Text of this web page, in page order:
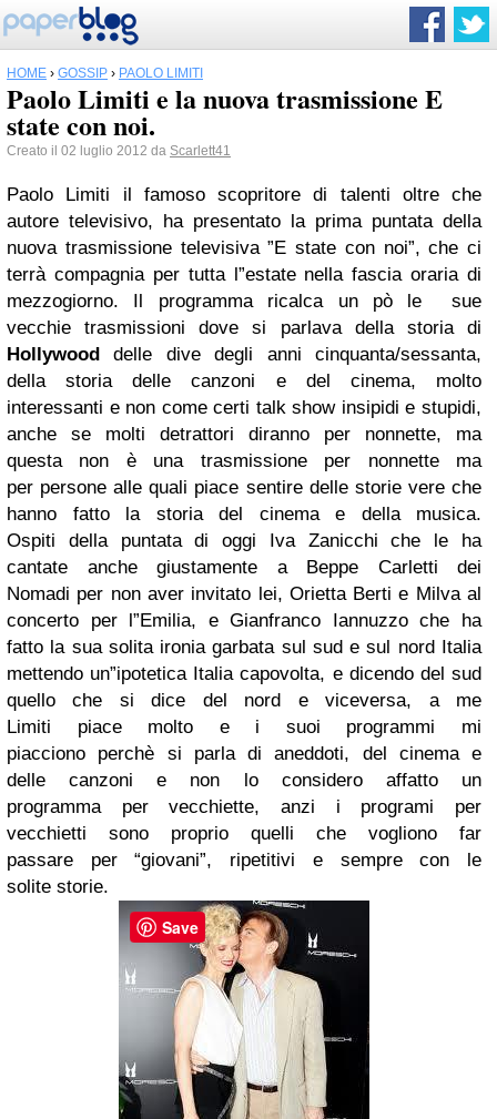
HOME › GOSSIP › PAOLO LIMITI
Paolo Limiti e la nuova trasmissione E
state con noi.
Creato il 02 luglio 2012 da Scarlett41
Paolo Limiti il famoso scopritore di talenti oltre che
autore televisivo, ha presentato la prima puntata della
nuova trasmissione televisiva ”E state con noi”, che ci
terrà compagnia per tutta l”estate nella fascia oraria di
mezzogiorno. Il programma ricalca un pò le sue
vecchie trasmissioni dove si parlava della storia di
Hollywood delle dive degli anni cinquanta/sessanta,
della storia delle canzoni e del cinema, molto
interessanti e non come certi talk show insipidi e stupidi,
anche se molti detrattori diranno per nonnette, ma
questa non è una trasmissione per nonnette ma
per persone alle quali piace sentire delle storie vere che
hanno fatto la storia del cinema e della musica.
Ospiti della puntata di oggi Iva Zanicchi che le ha
cantate anche giustamente a Beppe Carletti dei
Nomadi per non aver invitato lei, Orietta Berti e Milva al
concerto per l”Emilia, e Gianfranco Iannuzzo che ha
fatto la sua solita ironia garbata sul sud e sul nord Italia
mettendo un”ipotetica Italia capovolta, e dicendo del sud
quello che si dice del nord e viceversa, a me
Limiti piace molto e i suoi programmi mi
piacciono perchè si parla di aneddoti, del cinema e
delle canzoni e non lo considero affatto un
programma per vecchiette, anzi i programi per
vecchietti sono proprio quelli che vogliono far
passare per “giovani”, ripetitivi e sempre con le
solite storie.
Save